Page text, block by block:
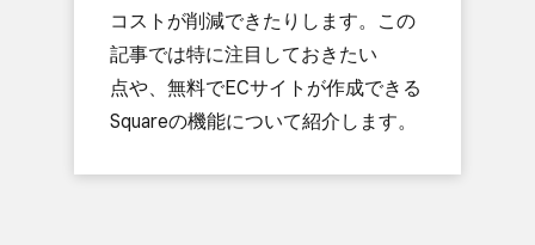
コストが​削減できたりします。​この​
記事では​特に​注目して​おきたい​
点や、​無料で​ECサイトが​作成できる​
Squareの​機能に​ついて​紹介します。